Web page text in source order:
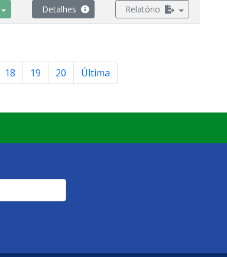
Detalhes Relatório
18 19 20 Última